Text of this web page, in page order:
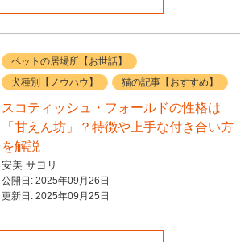
ペットの居場所【お世話】
犬種別【ノウハウ】
猫の記事【おすすめ】
スコティッシュ・フォールドの性格は
「甘えん坊」？特徴や上手な付き合い方
を解説
安美 サヨリ
公開日: 2025年09月26日
更新日: 2025年09月25日